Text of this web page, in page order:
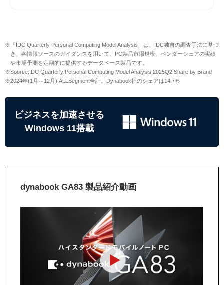
※「IDC Quarterly Personal Computing Model Analysis」は、IDC独自の調査手法に基づ
き、各情報ソースのガイダンスを用いて、PC製品市場規模、ベンダーシェアの実績
や市場予測を定期的に提供するデータベース製品です。
※Source:IDC Quarterly Personal Computing Model Analysis 2025Q2 Share by Brand
※2024年(1月～12月) ALLSegment合計。Dynabook社のシェアは14.7%
ビジネスを加速させる
Windows 11搭載
dynabook GA83 製品紹介動画